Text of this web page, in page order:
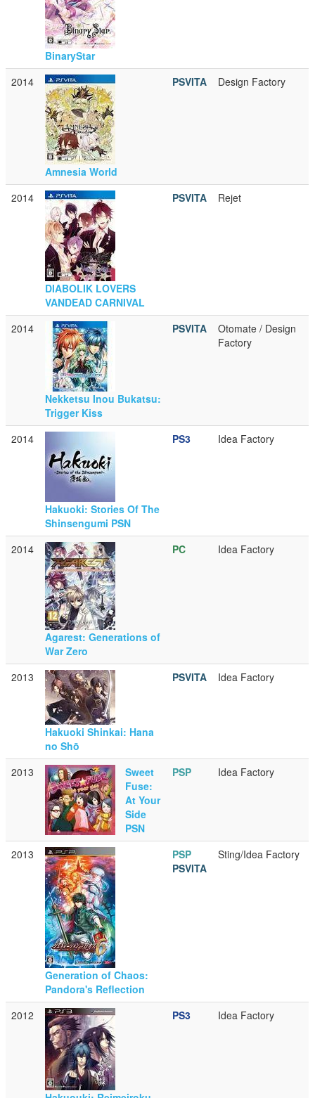
BinaryStar
2014
Amnesia World
PSVITA Design Factory
2014
DIABOLIK LOVERS
VANDEAD CARNIVAL
PSVITA Rejet
2014
Nekketsu Inou Bukatsu:
Trigger Kiss
PSVITA
Otomate / Design
Factory
2014
Hakuoki: Stories Of The
Shinsengumi PSN
PS3 Idea Factory
2014
Agarest: Generations of
War Zero
PC Idea Factory
2013
Hakuoki Shinkai: Hana
no Shō
PSVITA Idea Factory
2013
Sweet
Fuse:
At Your
Side
PSN
PSP Idea Factory
2013
Generation of Chaos:
Pandora's Reflection
PSP
PSVITA
Sting/Idea Factory
2012 PS3 Idea Factory